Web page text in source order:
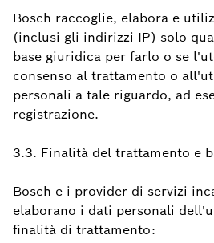
Bosch raccoglie, elabora e
(inclusi gli indirizzi IP) solo
base giuridica per farlo o se
consenso al trattamento o
personali a tale riguardo, ad
registrazione.
3.3. Finalità del trattamento e
Bosch e i provider di servizi
elaborano i dati personali
finalità di trattamento: